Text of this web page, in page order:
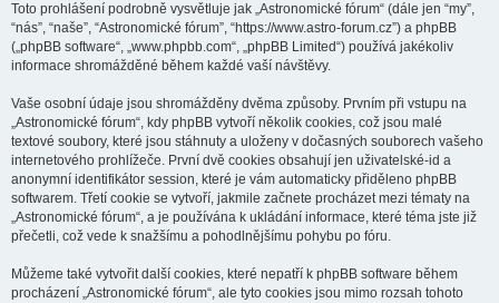
Toto prohlášení podrobně vysvětluje jak „Astronomické fórum“ (dále jen “my”,
“nás”, “naše”, “Astronomické fórum”, “https://www.astro-forum.cz”) a phpBB
(„phpBB software“, „www.phpbb.com“, „phpBB Limited“) používá jakékoliv
informace shromážděné během každé vaší návštěvy.
Vaše osobní údaje jsou shromážděny dvěma způsoby. Prvním při vstupu na
„Astronomické fórum“, kdy phpBB vytvoří několik cookies, což jsou malé
textové soubory, které jsou stáhnuty a uloženy v dočasných souborech vašeho
internetového prohlížeče. První dvě cookies obsahují jen uživatelské-id a
anonymní identifikátor session, které je vám automaticky přiděleno phpBB
softwarem. Třetí cookie se vytvoří, jakmile začnete procházet mezi tématy na
„Astronomické fórum“, a je používána k ukládání informace, které téma jste již
přečetli, což vede k snažšímu a pohodlnějšímu pohybu po fóru.
Můžeme také vytvořit další cookies, které nepatří k phpBB software během
procházení „Astronomické fórum“, ale tyto cookies jsou mimo rozsah tohoto